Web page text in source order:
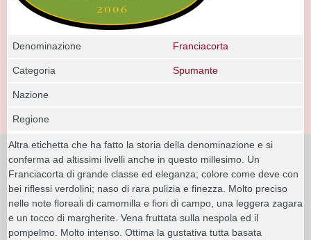
Denominazione Franciacorta
Categoria Spumante
Nazione
Regione
Altra etichetta che ha fatto la storia della denominazione e si
conferma ad altissimi livelli anche in questo millesimo. Un
Franciacorta di grande classe ed eleganza; colore come deve con
bei riflessi verdolini; naso di rara pulizia e finezza. Molto preciso
nelle note floreali di camomilla e fiori di campo, una leggera zagara
e un tocco di margherite. Vena fruttata sulla nespola ed il
pompelmo. Molto intenso. Ottima la gustativa tutta basata